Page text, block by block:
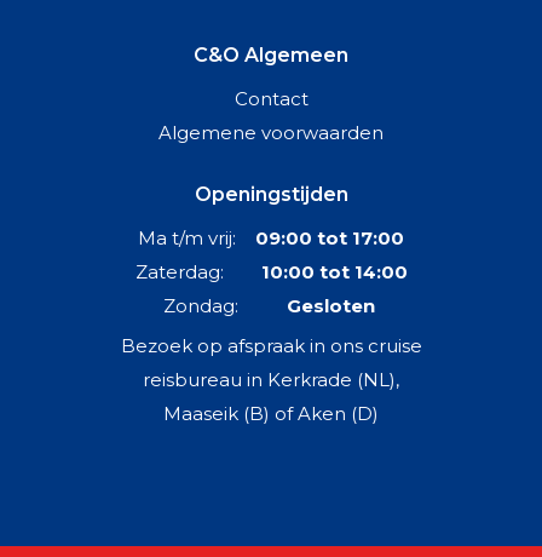
C&O Algemeen
Contact
Algemene voorwaarden
Openingstijden
Ma t/m vrij: 09:00 tot 17:00
Zaterdag: 10:00 tot 14:00
Zondag: Gesloten
Bezoek op afspraak in ons cruise
reisbureau in Kerkrade (NL),
Maaseik (B) of Aken (D)